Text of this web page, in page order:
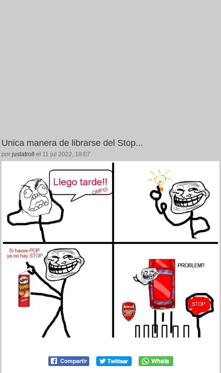
Unica manera de librarse del Stop...
por justatroll el 11 jul 2022, 18:07